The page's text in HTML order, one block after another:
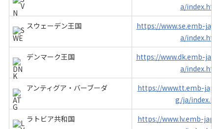
a/
スウェーデン王国
https://www.se.emb-
a/
デンマーク王国
https://www.dk.emb-
a/
アンティグア・バーブーダ
https://www.tt.emb-
g/ja/
ラトビア共和国
https://www.lv.emb-